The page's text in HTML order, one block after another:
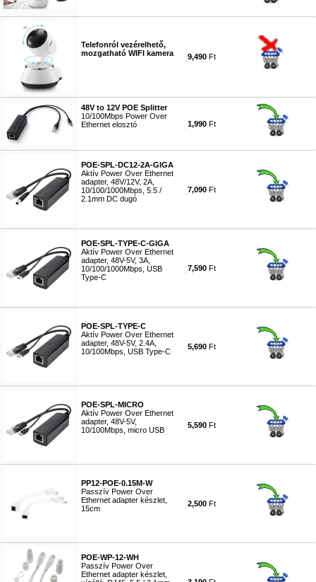
Telefonról vezérelhető,
mozgatható WIFI kamera
9,490 Ft
48V to 12V POE Splitter
10/100Mbps Power Over
Ethernet elosztó
1,990 Ft
POE-SPL-DC12-2A-GIGA
Aktív Power Over Ethernet
adapter, 48V/12V, 2A,
10/100/1000Mbps, 5.5 /
2.1mm DC dugó
7,090 Ft
POE-SPL-TYPE-C-GIGA
Aktív Power Over Ethernet
adapter, 48V-5V, 3A,
10/100/1000Mbps, USB
Type-C
7,590 Ft
POE-SPL-TYPE-C
Aktív Power Over Ethernet
adapter, 48V-5V, 2.4A,
10/100Mbps, USB Type-C
5,690 Ft
POE-SPL-MICRO
Aktív Power Over Ethernet
adapter, 48V-5V,
10/100Mbps, micro USB
5,590 Ft
PP12-POE-0.15M-W
Passzív Power Over
Ethernet adapter készlet,
15cm
2,500 Ft
POE-WP-12-WH
Passzív Power Over
Ethernet adapter készlet,